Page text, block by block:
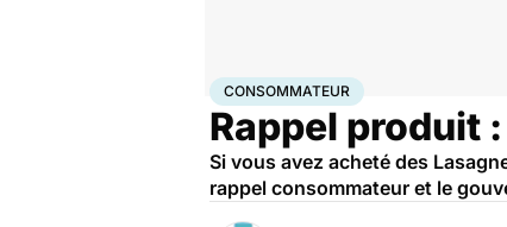
AccueilSantéConsommateur
CONSOMMATEUR
Rappel produit
Si vous avez acheté des
rappel consommateur et le